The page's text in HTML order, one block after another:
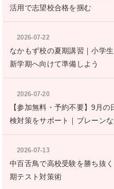
活用で志望校合格を掴む
2026-07-22
なかもず校の夏期講習｜小学
新学期へ向けて準備しよう
2026-07-20
【参加無料・予約不要】9月
検対策をサポート｜ブレーン
2026-07-13
中百舌鳥で高校受験を勝ち抜
期テスト対策術